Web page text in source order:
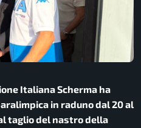
Italiana Scherma ha
in raduno dal 20 al
taglio del nastro della